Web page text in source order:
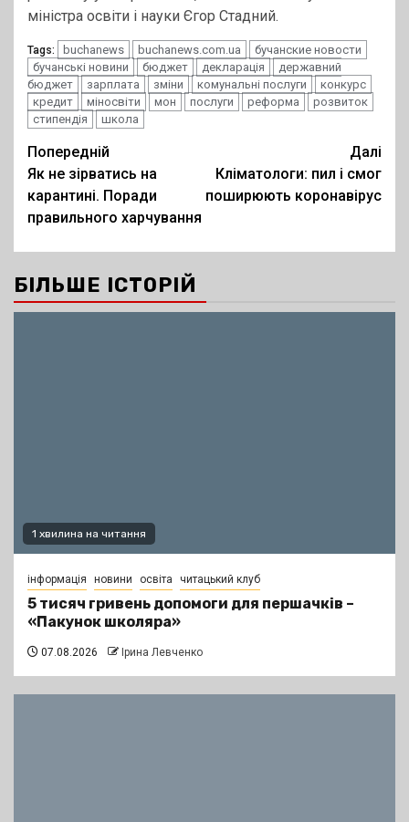
міністра освіти і науки Єгор Стадний.
Tags: buchanews buchanews.com.ua
бучанские новости
бучанські новини
бюджет декларація
державний
бюджет
зарплата зміни комунальні послуги
конкурс
кредит
міносвіти мон послуги реформа
розвиток
стипендія
школа
Post
navigation
Попередній
Як не зірватись на
карантині. Поради
правильного харчування
Далі
Кліматологи: пил і смог
поширюють коронавірус
БІЛЬШЕ ІСТОРІЙ
1 хвилина на читання
інформація новини освіта читацький клуб
5 тисяч гривень допомоги для першачків –
«Пакунок школяра»
07.08.2026 Ірина Левченко